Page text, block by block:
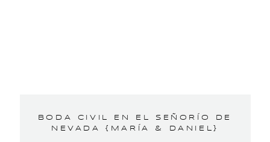
BODA CIVIL EN EL SEÑORÍO DE
NEVADA {MARÍA & DANIEL}